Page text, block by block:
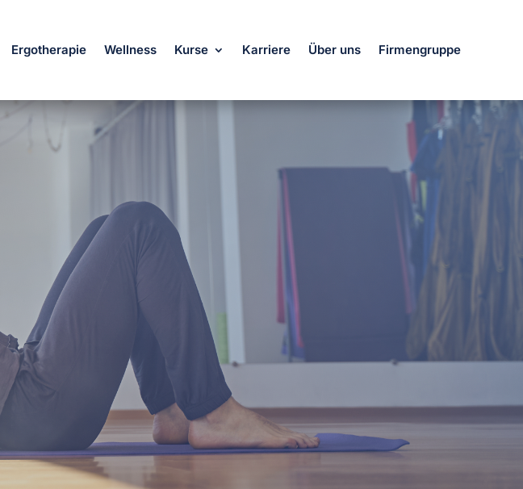
Ergotherapie Wellness Kurse Karriere Über uns Firmengruppe